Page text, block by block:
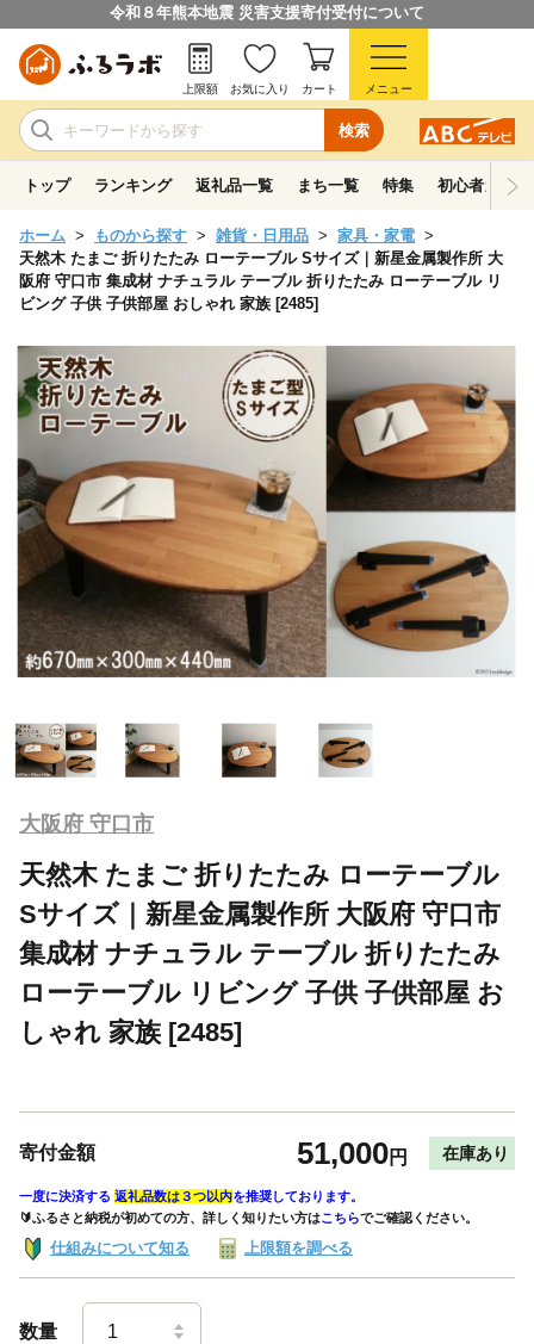
令和８年熊本地震 災害支援寄付受付について
検索
上限額 お気に入り カート メニュー
トップ ランキング 返礼品一覧 まち一覧 特集 初心者ガイド
ホーム ものから探す 雑貨・日用品
家具・家電
天然木 たまご 折りたたみ ローテーブル Sサイズ｜新星金属製作所 大
阪府 守口市 集成材 ナチュラル テーブル 折りたたみ ローテーブル リ
ビング 子供 子供部屋 おしゃれ 家族 [2485]
大阪府 守口市
天然木 たまご 折りたたみ ローテーブル
Sサイズ｜新星金属製作所 大阪府 守口市
集成材 ナチュラル テーブル 折りたたみ
ローテーブル リビング 子供 子供部屋 お
しゃれ 家族 [2485]
寄付金額 51,000円 在庫あり
一度に決済する 返礼品数は３つ以内を推奨しております。
🔰ふるさと納税が初めての方、詳しく知りたい方はこちらでご確認ください。
仕組みについて知る 上限額を調べる
数量